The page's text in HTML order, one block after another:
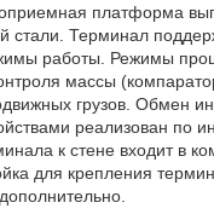
платформа
стали. Терминал
работы. Режимы
массы
грузов. Обмен
реализован по
к стене входит в
для крепления